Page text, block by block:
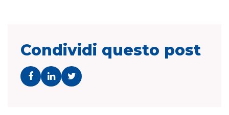
Condividi questo post